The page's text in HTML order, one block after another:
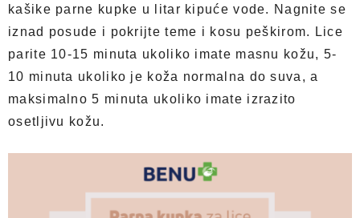
kašike parne kupke u litar kipuće vode. Nagnite se
iznad posude i pokrijte teme i kosu peškirom. Lice
parite 10-15 minuta ukoliko imate masnu kožu, 5-
10 minuta ukoliko je koža normalna do suva, a
maksimalno 5 minuta ukoliko imate izrazito
osetljivu kožu.